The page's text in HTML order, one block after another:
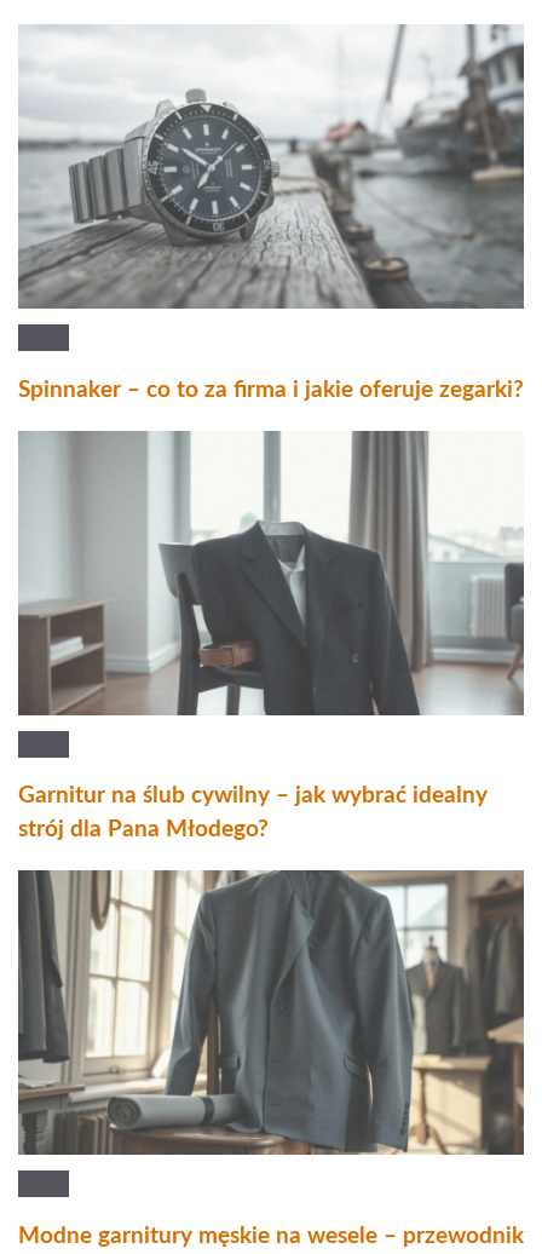
Spinnaker – co to za firma i jakie oferuje zegarki?
Garnitur na ślub cywilny – jak wybrać idealny
strój dla Pana Młodego?
Modne garnitury męskie na wesele – przewodnik